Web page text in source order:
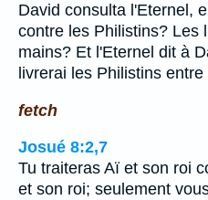
David consulta l'Eternel,
contre les Philistins? Les
mains? Et l'Eternel dit à
livrerai les Philistins
fetch
Josué 8:2,7
Tu traiteras Aï et son roi
et son roi; seulement